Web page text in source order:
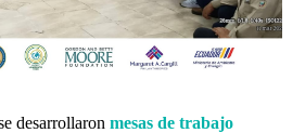
desarrollaron mesas de trabajo